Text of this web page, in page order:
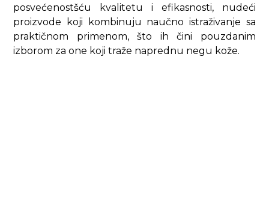
posvećenostšću kvalitetu i efikasnosti, nudeći
proizvode koji kombinuju naučno istraživanje sa
praktičnom primenom, što ih čini pouzdanim
izborom za one koji traže naprednu negu kože.